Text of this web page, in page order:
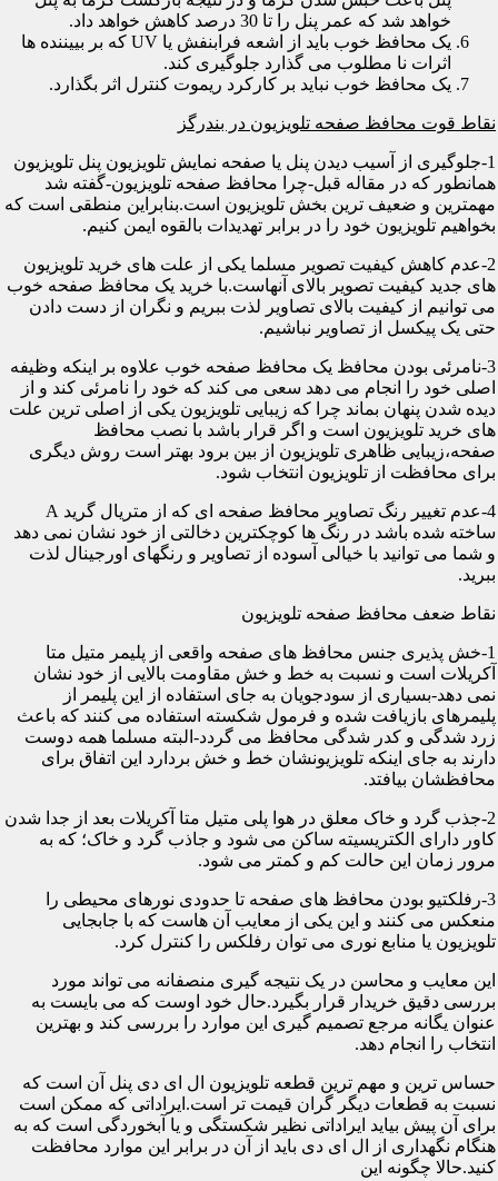
خواهد شد که عمر پنل را تا 30 درصد کاهش خواهد داد.
یک محافظ خوب باید از اشعه فرابنفش یا UV که بر بییننده ها
اثرات نا مطلوب می گذارد جلوگیری کند.
یک محافظ خوب نباید بر کارکرد ریموت کنترل اثر بگذارد.
نقاط قوت محافظ صفحه تلویزیون در بندرگز
1-جلوگیری از آسیب دیدن پنل یا صفحه نمایش تلویزیون پنل تلویزیون
همانطور که در مقاله قبل-چرا محافظ صفحه تلویزیون-گفته شد
مهمترین و ضعیف ترین بخش تلویزیون است.بنابراین منطقی است که
بخواهیم تلویزیون خود را در برابر تهدیدات بالقوه ایمن کنیم.
2-عدم کاهش کیفیت تصویر مسلما یکی از علت های خرید تلویزیون
های جدید کیفیت تصویر بالای آنهاست.با خرید یک محافظ صفحه خوب
می توانیم از کیفیت بالای تصاویر لذت ببریم و نگران از دست دادن
حتی یک پیکسل از تصاویر نباشیم.
3-نامرئی بودن محافظ یک محافظ صفحه خوب علاوه بر اینکه وظیفه
اصلی خود را انجام می دهد سعی می کند که خود را نامرئی کند و از
دیده شدن پنهان بماند چرا که زیبایی تلویزیون یکی از اصلی ترین علت
های خرید تلویزیون است و اگر قرار باشد با نصب محافظ
صفحه،زیبایی ظاهری تلویزیون از بین برود بهتر است روش دیگری
برای محافظت از تلویزیون انتخاب شود.
4-عدم تغییر رنگ تصاویر محافظ صفحه ای که از متریال گرید A
ساخته شده باشد در رنگ ها کوچکترین دخالتی از خود نشان نمی دهد
و شما می توانید با خیالی آسوده از تصاویر و رنگهای اورجینال لذت
ببرید.
نقاط ضعف محافظ صفحه تلویزیون
1-خش پذیری جنس محافظ های صفحه واقعی از پلیمر متیل متا
آکریلات است و نسبت به خط و خش مقاومت بالایی از خود نشان
نمی دهد-بسیاری از سودجویان به جای استفاده از این پلیمر از
پلیمرهای بازیافت شده و فرمول شکسته استفاده می کنند که باعث
زرد شدگی و کدر شدگی محافظ می گردد-البته مسلما همه دوست
دارند به جای اینکه تلویزیونشان خط و خش بردارد این اتفاق برای
محافظشان بیافتد.
2-جذب گرد و خاک معلق در هوا پلی متیل متا آکریلات بعد از جدا شدن
کاور دارای الکتریسیته ساکن می شود و جاذب گرد و خاک؛ که به
مرور زمان این حالت کم و کمتر می شود.
3-رفلکتیو بودن محافظ های صفحه تا حدودی نورهای محیطی را
منعکس می کنند و این یکی از معایب آن هاست که با جابجایی
تلویزیون یا منابع نوری می توان رفلکس را کنترل کرد.
این معایب و محاسن در یک نتیجه گیری منصفانه می تواند مورد
بررسی دقیق خریدار قرار بگیرد.حال خود اوست که می بایست به
عنوان یگانه مرجع تصمیم گیری این موارد را بررسی کند و بهترین
انتخاب را انجام دهد.
حساس ترین و مهم ترین قطعه تلویزیون ال ای دی پنل آن است که
نسبت به قطعات دیگر گران قیمت تر است.ایراداتی که ممکن است
برای آن پیش بیاید ایراداتی نظیر شکستگی و یا آبخوردگی است که به
هنگام نگهداری از ال ای دی باید از آن در برابر این موارد محافظت
کنید.حالا چگونه این